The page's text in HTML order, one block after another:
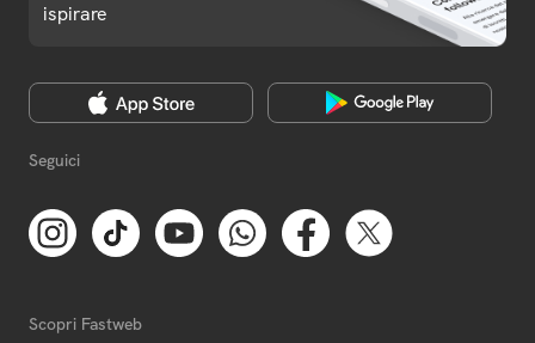
ispirare
Seguici
Scopri Fastweb